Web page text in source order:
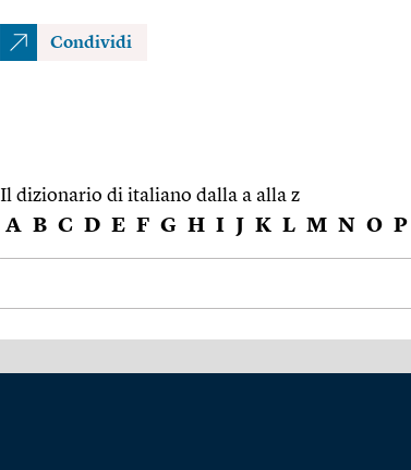
Condividi
Il dizionario di italiano dalla a alla z
A B C D E F G H I J K L M N O P